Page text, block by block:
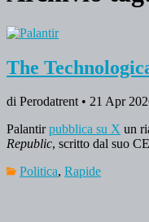
The
di Perodatrent • 21 Apr
Palantirpubblica su X un
Republic, scritto dal suo
Politica, Rapide